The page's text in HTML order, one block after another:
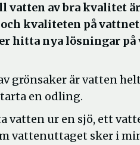
vatten av bra kvalitet
kvaliteten på
hitta nya lösningar
grönsaker är vatten
en odling.
vatten ur en sjö, ett
vattenuttaget sker i